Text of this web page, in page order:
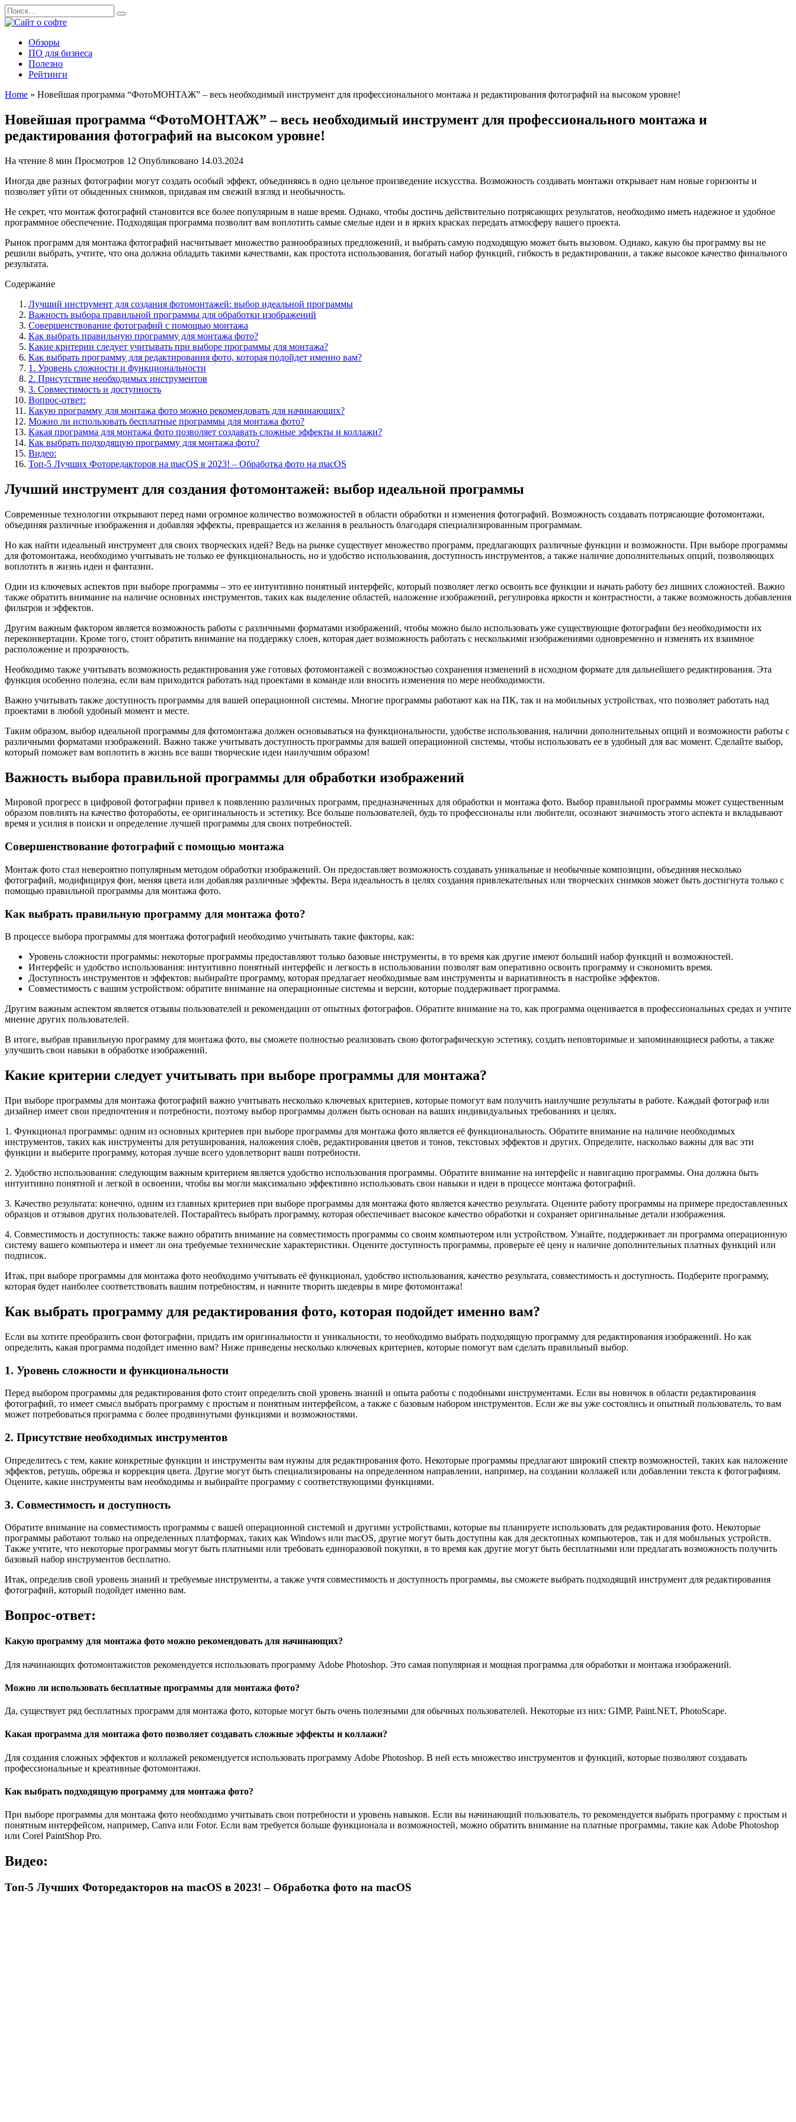
Перейти
к
содержанию
Search
for:
Обзоры
ПО для бизнеса
Полезно
Рейтинги
Home » Новейшая программа “ФотоМОНТАЖ” – весь необходимый инструмент для профессионального монтажа и редактирования фотографий на высоком уровне!
Новейшая программа “ФотоМОНТАЖ” – весь необходимый инструмент для профессионального монтажа и
редактирования фотографий на высоком уровне!
На чтение 8 мин Просмотров 12 Опубликовано 14.03.2024
Иногда две разных фотографии могут создать особый эффект, объединяясь в одно цельное произведение искусства. Возможность создавать монтажи открывает нам новые горизонты и
позволяет уйти от обыденных снимков, придавая им свежий взгляд и необычность.
Не секрет, что монтаж фотографий становится все более популярным в наше время. Однако, чтобы достичь действительно потрясающих результатов, необходимо иметь надежное и удобное
программное обеспечение. Подходящая программа позволит вам воплотить самые смелые идеи и в ярких красках передать атмосферу вашего проекта.
Рынок программ для монтажа фотографий насчитывает множество разнообразных предложений, и выбрать самую подходящую может быть вызовом. Однако, какую бы программу вы не
решили выбрать, учтите, что она должна обладать такими качествами, как простота использования, богатый набор функций, гибкость в редактировании, а также высокое качество финального
результата.
Содержание
Лучший инструмент для создания фотомонтажей: выбор идеальной программы
Важность выбора правильной программы для обработки изображений
Совершенствование фотографий с помощью монтажа
Как выбрать правильную программу для монтажа фото?
Какие критерии следует учитывать при выборе программы для монтажа?
Как выбрать программу для редактирования фото, которая подойдет именно вам?
1. Уровень сложности и функциональности
2. Присутствие необходимых инструментов
3. Совместимость и доступность
Вопрос-ответ:
Какую программу для монтажа фото можно рекомендовать для начинающих?
Можно ли использовать бесплатные программы для монтажа фото?
Какая программа для монтажа фото позволяет создавать сложные эффекты и коллажи?
Как выбрать подходящую программу для монтажа фото?
Видео:
Топ-5 Лучших Фоторедакторов на macOS в 2023! – Обработка фото на macOS
Лучший инструмент для создания фотомонтажей: выбор идеальной программы
Современные технологии открывают перед нами огромное количество возможностей в области обработки и изменения фотографий. Возможность создавать потрясающие фотомонтажи,
объединяя различные изображения и добавляя эффекты, превращается из желания в реальность благодаря специализированным программам.
Но как найти идеальный инструмент для своих творческих идей? Ведь на рынке существует множество программ, предлагающих различные функции и возможности. При выборе программы
для фотомонтажа, необходимо учитывать не только ее функциональность, но и удобство использования, доступность инструментов, а также наличие дополнительных опций, позволяющих
воплотить в жизнь идеи и фантазии.
Один из ключевых аспектов при выборе программы – это ее интуитивно понятный интерфейс, который позволяет легко освоить все функции и начать работу без лишних сложностей. Важно
также обратить внимание на наличие основных инструментов, таких как выделение областей, наложение изображений, регулировка яркости и контрастности, а также возможность добавления
фильтров и эффектов.
Другим важным фактором является возможность работы с различными форматами изображений, чтобы можно было использовать уже существующие фотографии без необходимости их
переконвертации. Кроме того, стоит обратить внимание на поддержку слоев, которая дает возможность работать с несколькими изображениями одновременно и изменять их взаимное
расположение и прозрачность.
Необходимо также учитывать возможность редактирования уже готовых фотомонтажей с возможностью сохранения изменений в исходном формате для дальнейшего редактирования. Эта
функция особенно полезна, если вам приходится работать над проектами в команде или вносить изменения по мере необходимости.
Важно учитывать также доступность программы для вашей операционной системы. Многие программы работают как на ПК, так и на мобильных устройствах, что позволяет работать над
проектами в любой удобный момент и месте.
Таким образом, выбор идеальной программы для фотомонтажа должен основываться на функциональности, удобстве использования, наличии дополнительных опций и возможности работы с
различными форматами изображений. Важно также учитывать доступность программы для вашей операционной системы, чтобы использовать ее в удобный для вас момент. Сделайте выбор,
который поможет вам воплотить в жизнь все ваши творческие идеи наилучшим образом!
Важность выбора правильной программы для обработки изображений
Мировой прогресс в цифровой фотографии привел к появлению различных программ, предназначенных для обработки и монтажа фото. Выбор правильной программы может существенным
образом повлиять на качество фотоработы, ее оригинальность и эстетику. Все больше пользователей, будь то профессионалы или любители, осознают значимость этого аспекта и вкладывают
время и усилия в поиски и определение лучшей программы для своих потребностей.
Совершенствование фотографий с помощью монтажа
Монтаж фото стал невероятно популярным методом обработки изображений. Он предоставляет возможность создавать уникальные и необычные композиции, объединяя несколько
фотографий, модифицируя фон, меняя цвета или добавляя различные эффекты. Вера идеальность в целях создания привлекательных или творческих снимков может быть достигнута только с
помощью правильной программы для монтажа фото.
Как выбрать правильную программу для монтажа фото?
В процессе выбора программы для монтажа фотографий необходимо учитывать такие факторы, как:
Уровень сложности программы: некоторые программы предоставляют только базовые инструменты, в то время как другие имеют больший набор функций и возможностей.
Интерфейс и удобство использования: интуитивно понятный интерфейс и легкость в использовании позволят вам оперативно освоить программу и сэкономить время.
Доступность инструментов и эффектов: выбирайте программу, которая предлагает необходимые вам инструменты и вариативность в настройке эффектов.
Совместимость с вашим устройством: обратите внимание на операционные системы и версии, которые поддерживает программа.
Другим важным аспектом является отзывы пользователей и рекомендации от опытных фотографов. Обратите внимание на то, как программа оценивается в профессиональных средах и учтите
мнение других пользователей.
В итоге, выбрав правильную программу для монтажа фото, вы сможете полностью реализовать свою фотографическую эстетику, создать неповторимые и запоминающиеся работы, а также
улучшить свои навыки в обработке изображений.
Какие критерии следует учитывать при выборе программы для монтажа?
При выборе программы для монтажа фотографий важно учитывать несколько ключевых критериев, которые помогут вам получить наилучшие результаты в работе. Каждый фотограф или
дизайнер имеет свои предпочтения и потребности, поэтому выбор программы должен быть основан на ваших индивидуальных требованиях и целях.
1. Функционал программы: одним из основных критериев при выборе программы для монтажа фото является её функциональность. Обратите внимание на наличие необходимых
инструментов, таких как инструменты для ретуширования, наложения слоёв, редактирования цветов и тонов, текстовых эффектов и других. Определите, насколько важны для вас эти
функции и выберите программу, которая лучше всего удовлетворит ваши потребности.
2. Удобство использования: следующим важным критерием является удобство использования программы. Обратите внимание на интерфейс и навигацию программы. Она должна быть
интуитивно понятной и легкой в освоении, чтобы вы могли максимально эффективно использовать свои навыки и идеи в процессе монтажа фотографий.
3. Качество результата: конечно, одним из главных критериев при выборе программы для монтажа фото является качество результата. Оцените работу программы на примере предоставленных
образцов и отзывов других пользователей. Постарайтесь выбрать программу, которая обеспечивает высокое качество обработки и сохраняет оригинальные детали изображения.
4. Совместимость и доступность: также важно обратить внимание на совместимость программы со своим компьютером или устройством. Узнайте, поддерживает ли программа операционную
систему вашего компьютера и имеет ли она требуемые технические характеристики. Оцените доступность программы, проверьте её цену и наличие дополнительных платных функций или
подписок.
Итак, при выборе программы для монтажа фото необходимо учитывать её функционал, удобство использования, качество результата, совместимость и доступность. Подберите программу,
которая будет наиболее соответствовать вашим потребностям, и начните творить шедевры в мире фотомонтажа!
Как выбрать программу для редактирования фото, которая подойдет именно вам?
Если вы хотите преобразить свои фотографии, придать им оригинальности и уникальности, то необходимо выбрать подходящую программу для редактирования изображений. Но как
определить, какая программа подойдет именно вам? Ниже приведены несколько ключевых критериев, которые помогут вам сделать правильный выбор.
1. Уровень сложности и функциональности
Перед выбором программы для редактирования фото стоит определить свой уровень знаний и опыта работы с подобными инструментами. Если вы новичок в области редактирования
фотографий, то имеет смысл выбрать программу с простым и понятным интерфейсом, а также с базовым набором инструментов. Если же вы уже состоялись и опытный пользователь, то вам
может потребоваться программа с более продвинутыми функциями и возможностями.
2. Присутствие необходимых инструментов
Определитесь с тем, какие конкретные функции и инструменты вам нужны для редактирования фото. Некоторые программы предлагают широкий спектр возможностей, таких как наложение
эффектов, ретушь, обрезка и коррекция цвета. Другие могут быть специализированы на определенном направлении, например, на создании коллажей или добавлении текста к фотографиям.
Оцените, какие инструменты вам необходимы и выбирайте программу с соответствующими функциями.
3. Совместимость и доступность
Обратите внимание на совместимость программы с вашей операционной системой и другими устройствами, которые вы планируете использовать для редактирования фото. Некоторые
программы работают только на определенных платформах, таких как Windows или macOS, другие могут быть доступны как для десктопных компьютеров, так и для мобильных устройств.
Также учтите, что некоторые программы могут быть платными или требовать единоразовой покупки, в то время как другие могут быть бесплатными или предлагать возможность получить
базовый набор инструментов бесплатно.
Итак, определив свой уровень знаний и требуемые инструменты, а также учтя совместимость и доступность программы, вы сможете выбрать подходящий инструмент для редактирования
фотографий, который подойдет именно вам.
Вопрос-ответ:
Какую программу для монтажа фото можно рекомендовать для начинающих?
Для начинающих фотомонтажистов рекомендуется использовать программу Adobe Photoshop. Это самая популярная и мощная программа для обработки и монтажа изображений.
Можно ли использовать бесплатные программы для монтажа фото?
Да, существует ряд бесплатных программ для монтажа фото, которые могут быть очень полезными для обычных пользователей. Некоторые из них: GIMP, Paint.NET, PhotoScape.
Какая программа для монтажа фото позволяет создавать сложные эффекты и коллажи?
Для создания сложных эффектов и коллажей рекомендуется использовать программу Adobe Photoshop. В ней есть множество инструментов и функций, которые позволяют создавать
профессиональные и креативные фотомонтажи.
Как выбрать подходящую программу для монтажа фото?
При выборе программы для монтажа фото необходимо учитывать свои потребности и уровень навыков. Если вы начинающий пользователь, то рекомендуется выбрать программу с простым и
понятным интерфейсом, например, Canva или Fotor. Если вам требуется больше функционала и возможностей, можно обратить внимание на платные программы, такие как Adobe Photoshop
или Corel PaintShop Pro.
Видео:
Топ-5 Лучших Фоторедакторов на macOS в 2023! – Обработка фото на macOS